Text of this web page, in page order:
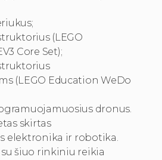
(LEGO
Core Set);
(LEGO Education WeDo
dronus.
skirtas
elektronika ir robotika.
šiuo rinkiniu reikia